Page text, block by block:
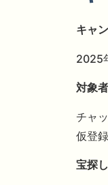
キャ
2025
対象者
チャ
仮登
宝探